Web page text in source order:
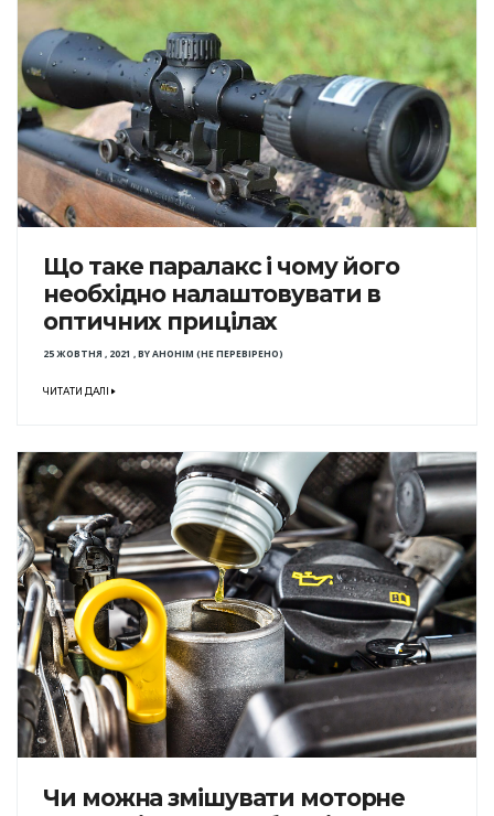
Що таке паралакс і чому його
необхідно налаштовувати в
оптичних прицілах
25 ЖОВТНЯ , 2021 ,BYАНОНІМ (НЕ ПЕРЕВІРЕНО)
ЧИТАТИ ДАЛІ
Чи можна змішувати моторне